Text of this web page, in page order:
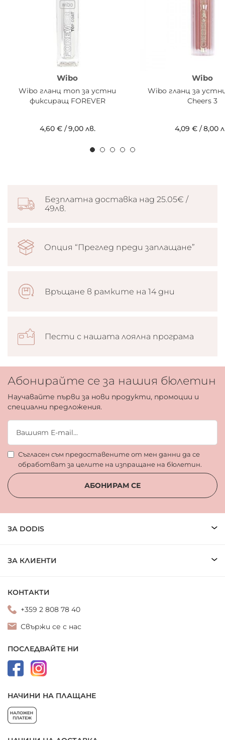
Wibo
Wibo гланц топ за устни
фиксиращ FOREVER
4,60 €/9,00 лв.
Wibo
Wibo гланц за
Cheers 3
4,09 €/8,00
Безплатна доставка над 25.05€ /
49лв.
Опция “Преглед преди заплащане”
Връщане в рамките на 14 дни
Пести с нашата лоялна програма
Абонирайте се за нашия бюлетин
Научавайте първи за нови продукти, промоции и
специални предложения.
Съгласен съм предоставените от мен данни да се
обработват за целите на изпращане на бюлетин.
АБОНИРАМ СЕ
ЗА DODIS
ЗА КЛИЕНТИ
КОНТАКТИ
+359 2 808 78 40
Свържи се с нас
ПОСЛЕДВАЙТЕ НИ
НАЧИНИ НА ПЛАЩАНЕ